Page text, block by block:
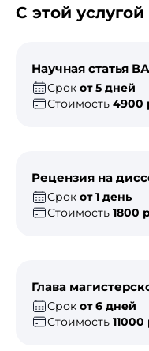
С этой
Научная статья
Срок от 5 дней
Стоимость 4900
Рецензия на
Срок от 1 день
Стоимость 1800
Глава
Срок от 6 дней
Стоимость 11000